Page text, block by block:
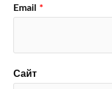
Email *
Сайт